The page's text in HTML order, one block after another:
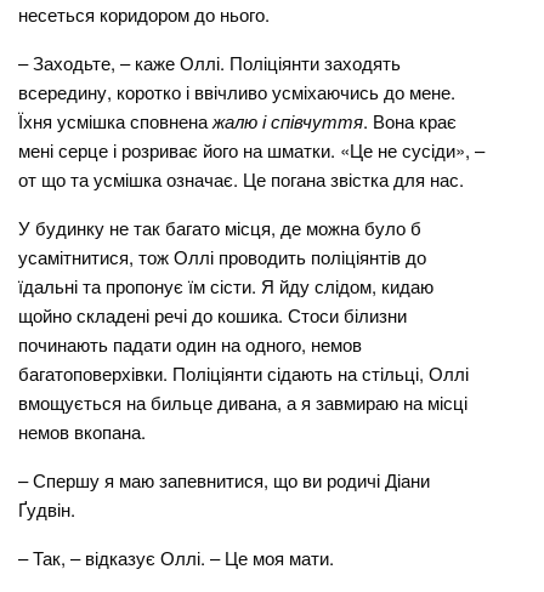
несеться коридором до нього.
– Заходьте, – каже Оллі. Поліціянти заходять
всередину, коротко і ввічливо усміхаючись до мене.
Їхня усмішка сповненажалю і співчуття. Вона крає
мені серце і розриває його на шматки. «Це не сусіди», –
от що та усмішка означає. Це погана звістка для нас.
У будинку не так багато місця, де можна було б
усамітнитися, тож Оллі проводить поліціянтів до
їдальні та пропонує їм сісти. Я йду слідом, кидаю
щойно складені речі до кошика. Стоси білизни
починають падати один на одного, немов
багатоповерхівки. Поліціянти сідають на стільці, Оллі
вмощується на бильце дивана, а я завмираю на місці
немов вкопана.
– Спершу я маю запевнитися, що ви родичі Діани
Ґудвін.
– Так, – відказує Оллі. – Це моя мати.